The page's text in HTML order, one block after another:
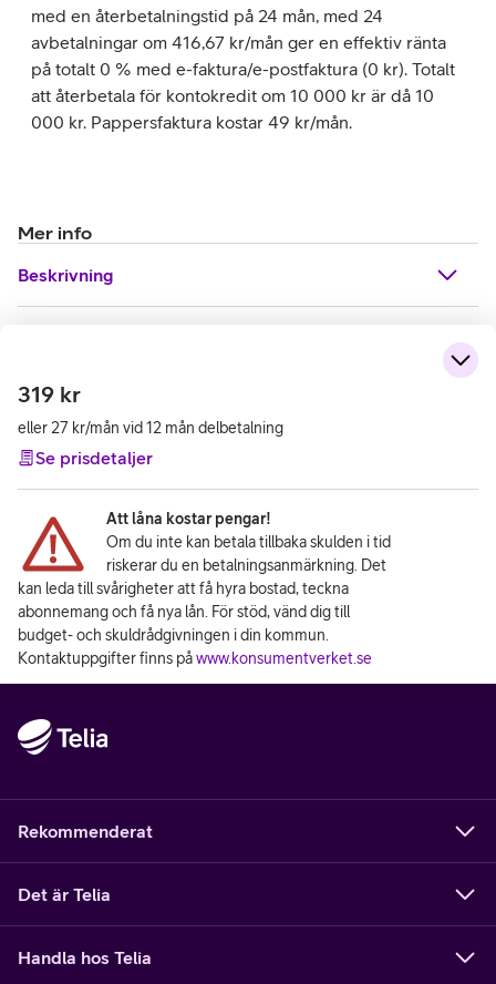
med en återbetalningstid på 24 mån, med 24
avbetalningar om 416,67 kr/mån ger en effektiv ränta
på totalt 0 % med e-faktura/e-postfaktura (0 kr). Totalt
att återbetala för kontokredit om 10 000 kr är då 10
000 kr. Pappersfaktura kostar 49 kr/mån.
Mer info
Beskrivning
319 kr
eller 27 kr/mån vid 12 mån delbetalning
Se prisdetaljer
Att låna kostar pengar!
Om du inte kan betala tillbaka skulden i tid
riskerar du en betalningsanmärkning. Det
kan leda till svårigheter att få hyra bostad, teckna
abonnemang och få nya lån. För stöd, vänd dig till
budget- och skuldrådgivningen i din kommun.
Kontaktuppgifter finns påwww.konsumentverket.se
Rekommenderat
Det är Telia
Handla hos Telia